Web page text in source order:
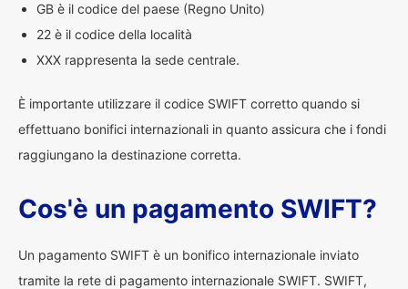
GB è il codice del paese (Regno Unito)
22 è il codice della località
XXX rappresenta la sede centrale.
È importante utilizzare il codice SWIFT corretto quando si
effettuano bonifici internazionali in quanto assicura che i fondi
raggiungano la destinazione corretta.
Cos'è un pagamento SWIFT?
Un pagamento SWIFT è un bonifico internazionale inviato
tramite la rete di pagamento internazionale SWIFT. SWIFT,